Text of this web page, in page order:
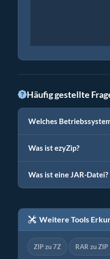
Häufig gestellte
Welches
Was ist ezyZip?
Was ist eine JAR-Datei?
Weitere Tools
ZIP zu 7Z RAR zu ZIP